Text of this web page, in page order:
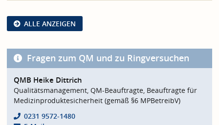
ALLE ANZEIGEN
Fragen zum QM und zu Ringversuchen
QMB Heike Dittrich
Qualitätsmanagement, QM-Beauftragte, Beauftragte für
Medizinproduktesicherheit (gemäß §6 MPBetreibV)
0231 9572-1480